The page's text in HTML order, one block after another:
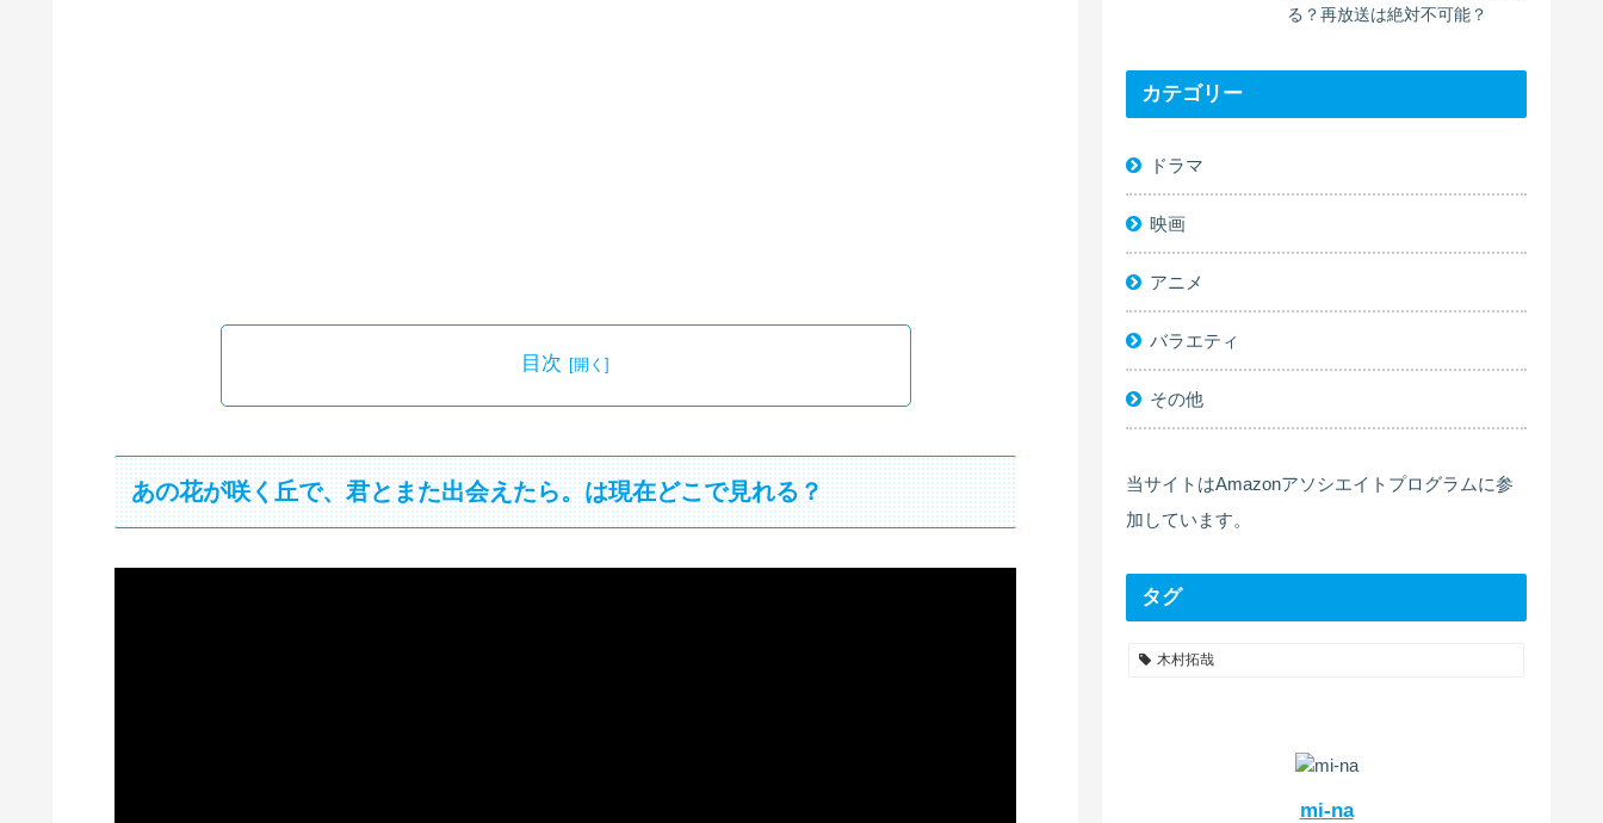
目次
あの花が咲く丘で、君とまた出会えたら。は現在どこで見れる？
る？再放送は絶対不可能？
カテゴリー
ドラマ
映画
アニメ
バラエティ
その他
当サイトはAmazonアソシエイトプログラムに参
加しています。
タグ
木村拓哉
mi-na